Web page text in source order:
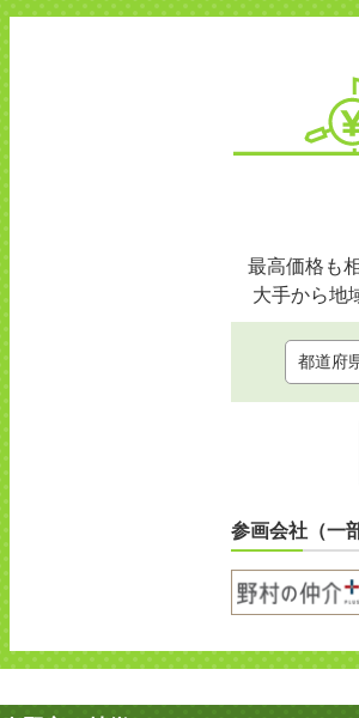
最高価格も
大手から地
参画会社（一